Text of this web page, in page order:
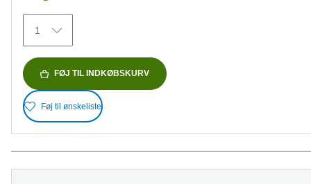
482
anmeldelser
1
FØJ TIL INDKØBSKURV
Føj til ønskeliste